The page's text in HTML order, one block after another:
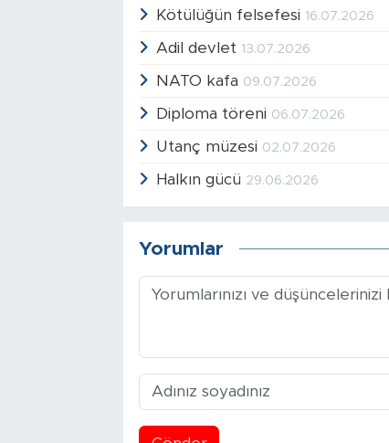
Kötülüğün felsefesi 16.07.2026
Adil devlet 13.07.2026
NATO kafa 09.07.2026
Diploma töreni 06.07.2026
Utanç müzesi 02.07.2026
Halkın gücü 29.06.2026
Yorumlar